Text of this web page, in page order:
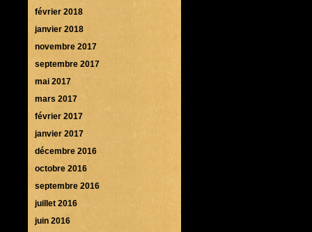
février 2018
janvier 2018
novembre 2017
septembre 2017
mai 2017
mars 2017
février 2017
janvier 2017
décembre 2016
octobre 2016
septembre 2016
juillet 2016
juin 2016